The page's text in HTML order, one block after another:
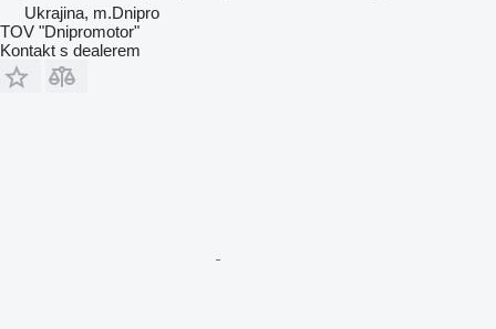
Ukrajina, m.Dnipro
TOV "Dnipromotor"
Kontakt s dealerem